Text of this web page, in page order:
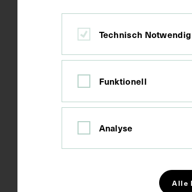
Kurzbeschreibung
Technisch Notwendig
Funktionell
Analyse
Alle